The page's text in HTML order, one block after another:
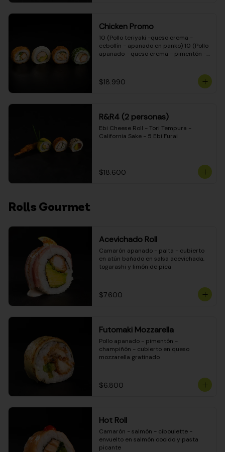
teriyaki - queso crema - cebollín -
envuelto en masa tempura) 10
(Pimentón - queso crema - cebollín -
envuelto en masa tempura)
Chicken Promo
10 (Pollo teriyaki -queso crema -
cebollín - apanado en panko) 10 (Pollo
apanado - queso crema - pimentón -
ciboulette) 10 (Pollo teriyaki - palta -
envuelto en queso crema)
$18.990
R&R4 (2 personas)
Ebi Cheese Roll - Tori Tempura -
California Sake - 5 Ebi Furai
$18.600
Rolls Gourmet
Acevichado Roll
Camarón apanado - palta - cubierto
en atún bañado en salsa acevichada,
togarashi y limón de pica
$7.600
Futomaki Mozzarella
Pollo apanado - pimentón -
champiñón - cubierto en queso
mozzarella gratinado
$6.800
Hot Roll
Camarón - salmón - ciboulette -
envuelto en salmón cocido y pasta
picante